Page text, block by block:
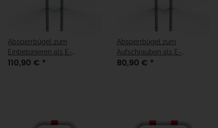
Absperrbügel zum
Einbetonieren als E-
Ladesäulenschutz verzinkt
110,90 € *
Absperrbügel zum
Aufschrauben als E-
Ladesäulenschutz verzinkt
80,90 € *